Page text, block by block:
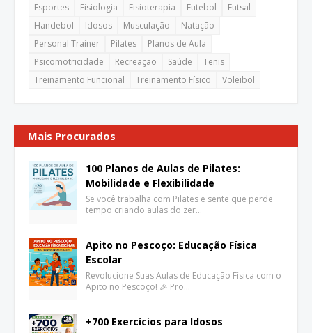
Esportes
Fisiologia Fisioterapia Futebol
Futsal
Handebol
Idosos Musculação
Natação
Personal Trainer
Pilates
Planos de Aula
Psicomotricidade
Recreação Saúde
Tenis
Treinamento Funcional
Treinamento Físico Voleibol
Mais Procurados
100 Planos de Aulas de Pilates:
Mobilidade e Flexibilidade
Se você trabalha com Pilates e sente que perde
tempo criando aulas do zer…
Apito no Pescoço: Educação Física
Escolar
Revolucione Suas Aulas de Educação Física com o
Apito no Pescoço! 🎉 Pro…
+700 Exercícios para Idosos